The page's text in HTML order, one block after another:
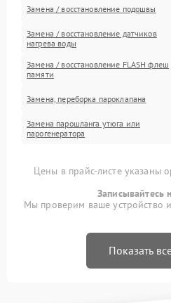
Замена / восстановление подошвы
Замена / восстановление датчиков
нагрева воды
Замена / восстановление FLASH флеш
памяти
Замена, переборка пароклапана
Замена парошланга утюга или
парогенератора
Цены в прайс-листе указаны
Записывайтесь
Мы проверим ваше устройство
Показать